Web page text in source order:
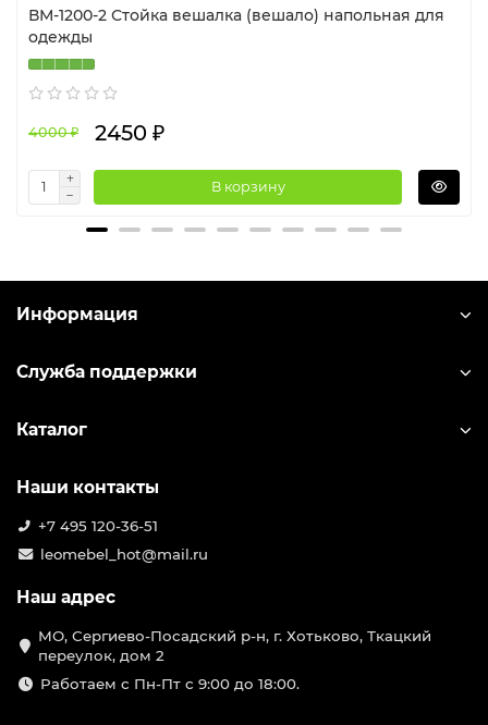
ВМ-1200-2 Стойка вешалка (вешало) напольная для
одежды
4000 ₽ 2450 ₽
В корзину
Информация
Служба поддержки
Каталог
Наши контакты
+7 495 120-36-51
leomebel_hot@mail.ru
Наш адрес
МО, Сергиево-Посадский р-н, г. Хотьково, Ткацкий
переулок, дом 2
Работаем с Пн-Пт с 9:00 до 18:00.